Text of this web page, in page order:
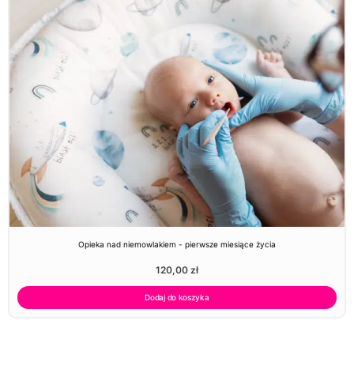
Opieka nad niemowlakiem - pierwsze miesiące życia
120,00 zł
Dodaj do koszyka